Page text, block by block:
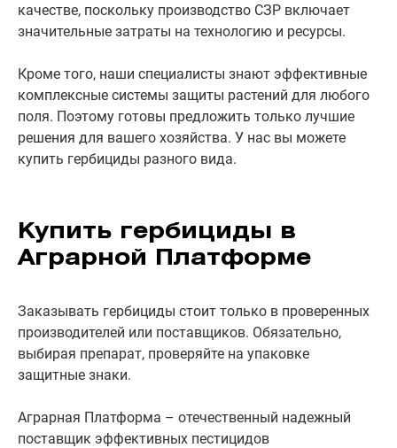
качестве, поскольку производство СЗР включает
значительные затраты на технологию и ресурсы.
Кроме того, наши специалисты знают эффективные
комплексные системы защиты растений для любого
поля. Поэтому готовы предложить только лучшие
решения для вашего хозяйства. У нас вы можете
купить гербициды разного вида.
Купить гербициды в
Аграрной Платформе
Заказывать гербициды стоит только в проверенных
производителей или поставщиков. Обязательно,
выбирая препарат, проверяйте на упаковке
защитные знаки.
Аграрная Платформа – отечественный надежный
поставщик эффективных пестицидов